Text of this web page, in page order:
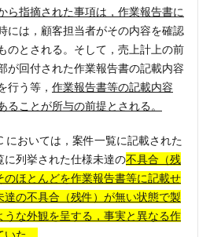
ら指摘された事項は，作業報告書に
には，顧客担当者がその内容を確認
のとされる。そして，売上計上の前
が回付された作業報告書の記載内容
行う等， 作業報告書等の記載内容
ることが所与の前提とされる。
においては，案件一覧に記載された
に列挙された仕様未達の不具合（残
のほとんどを作業報告書等に記載せ
達の不具合（残件）が無い状態で製
うな外観を呈する，事実と異なる作
た。